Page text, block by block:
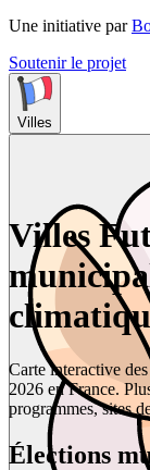
Une initiative par
Soutenir le projet
Villes
Villes
Carte interactive
2026 en France.
programmes, sites
Élections